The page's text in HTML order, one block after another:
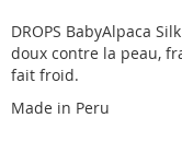
DROPS BabyAlpaca
doux contre la peau,
fait froid.
Made in Peru